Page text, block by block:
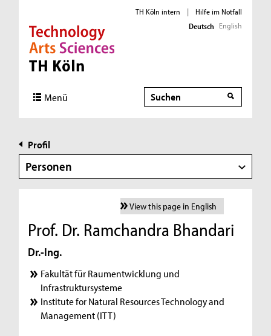
Direkt zur Hauptnavigation
Direkt zur Subnavigation
Direkt zum Inhalt
Direkt zum Fußbereich
TH Köln intern |
Hilfe im Notfall
Deutsch English
Menü Suche
Profil
Personen
View this page in English
Prof. Dr. Ramchandra Bhandari
Dr.-Ing.
Fakultät für Raumentwicklung und
Infrastruktursysteme
Institute for Natural Resources Technology and
Management (ITT)